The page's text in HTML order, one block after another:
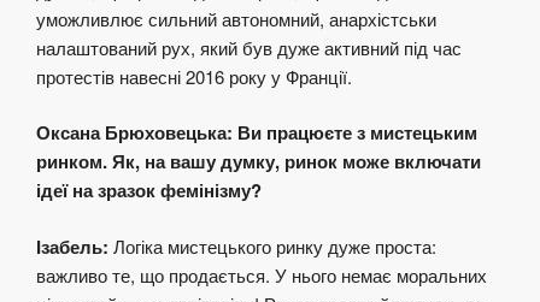
уможливлює сильний автономний, анархістськи
налаштований рух, який був дуже активний під час
протестів навесні 2016 року у Франції.
Оксана Брюховецька: Ви працюєте з мистецьким
ринком. Як, на вашу думку, ринок може включати
ідеї на зразок фемінізму?
Ізабель: Логіка мистецького ринку дуже проста:
важливо те, що продається. У нього немає моральних